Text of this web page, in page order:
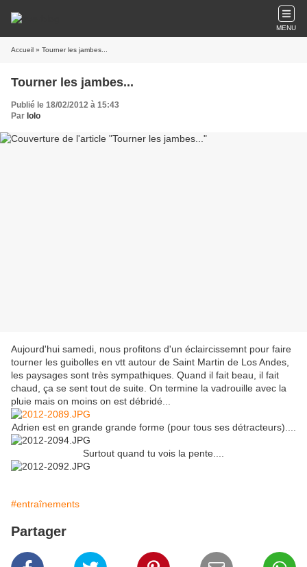
MENU
Accueil » Tourner les jambes...
Tourner les jambes...
Publié le 18/02/2012 à 15:43
Par lolo
Aujourd'hui samedi, nous profitons d'un éclaircissemnt pour faire
tourner les guibolles en vtt autour de Saint Martin de Los Andes,
les paysages sont très sympathiques. Quand il fait beau, il fait
chaud, ça se sent tout de suite. On termine la vadrouille avec la
pluie mais on moins on est débridé...
Adrien est en grande grande forme (pour tous ses détracteurs)....
Surtout quand tu vois la pente....
#entraînements
Partager